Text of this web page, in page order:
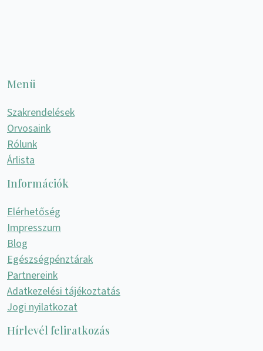
Menü
Szakrendelések
Orvosaink
Rólunk
Árlista
Információk
Elérhetőség
Impresszum
Blog
Egészségpénztárak
Partnereink
Adatkezelési tájékoztatás
Jogi nyilatkozat
Hírlevél feliratkozás